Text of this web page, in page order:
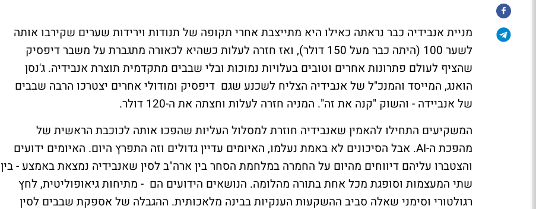
מניית אנבידיה כבר נראתה כאילו היא מתייצבת אחרי תקופה של תנודות וירידות שערים שקירבו אותה
לשער 100 (היתה כבר מעל 150 דולר), ואז חזרה לעלות כשהיא לכאורה מתגברת על משבר דיפסיק
שהציף לעולם פתרונות אחרים וטובים בעלויות נמוכות ובלי שבבים מתקדמית תוצרת אנבידיה. ג'נסן
הואנג, המייסד והמנכ"ל של אנבידיה הצליח לשכנע שגם דיפסיק ומודולי אחרים יצטרכו הרבה שבבים
של אנביידה - והשוק "קנה את זה". המניה חזרה לעלות וחצתה את ה-120 דולר.
המשקיעים התחילו להאמין שאנבידיה חוזרת למסלול העליות שהפכו אותה לכוכבת הראשית של
מהפכת ה-AI. אבל הסיכונים לא באמת נעלמו, האיומים עדיין גדולים וזה התפרץ היום. האיומים ידועים
והצטברו עליהם דיווחים מהיום על החמרה במלחמת הסחר בין ארה"ב לסין שאנבידיה נמצאת באמצע - בין
שתי המעצמות וסופגת מכל אחת בתורה מהלומה. הנושאים הידועים הם - מתיחות גיאופוליטית, לחץ
רגולטורי וסימני שאלה סביב ההשקעות הענקיות בבינה מלאכותית. ההגבלה של אספקת שבבים לסין